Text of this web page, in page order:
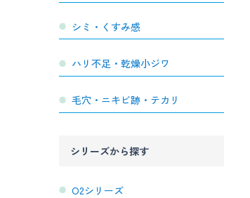
シミ・くすみ感
ハリ不足・乾燥小ジワ
毛穴・ニキビ跡・テカリ
シリーズから探す
O2シリーズ